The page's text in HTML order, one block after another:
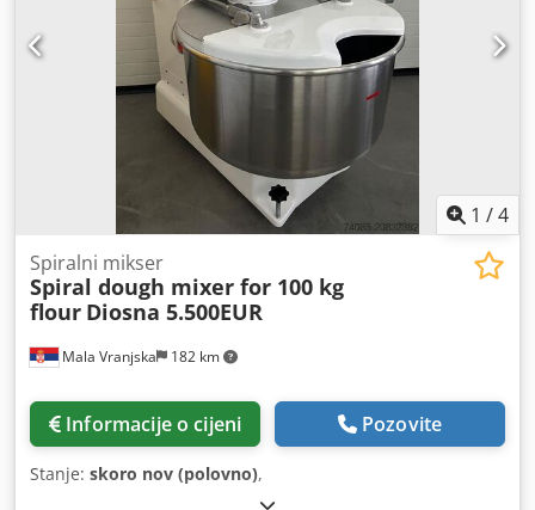
1 /4
Mala Vranjska 182 km
Spiralni mikser
Spiral dough mixer for 100 kg
flour Diosna 5.500EUR
Informacije o cijeni Pozovite
Stanje: skoro nov (polovno),